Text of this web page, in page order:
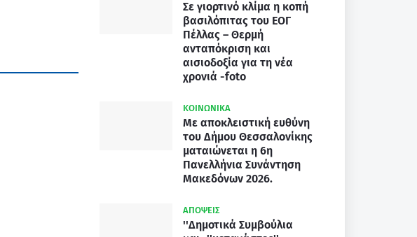
Σε γιορτινό κλίμα η κοπή
βασιλόπιτας του ΕΟΓ
Πέλλας – Θερμή
ανταπόκριση και
αισιοδοξία για τη νέα
χρονιά -foto
ΚΟΙΝΩΝΙΚΑ
Με αποκλειστική ευθύνη
του Δήμου Θεσσαλονίκης
ματαιώνεται η 6η
Πανελλήνια Συνάντηση
Μακεδόνων 2026.
ΑΠΟΨΕΙΣ
''Δημοτικά Συμβούλια